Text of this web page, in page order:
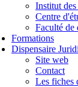
Institut
Centre
Faculté de
Formations
Dispensaire
Site web
Contact
Les fiches